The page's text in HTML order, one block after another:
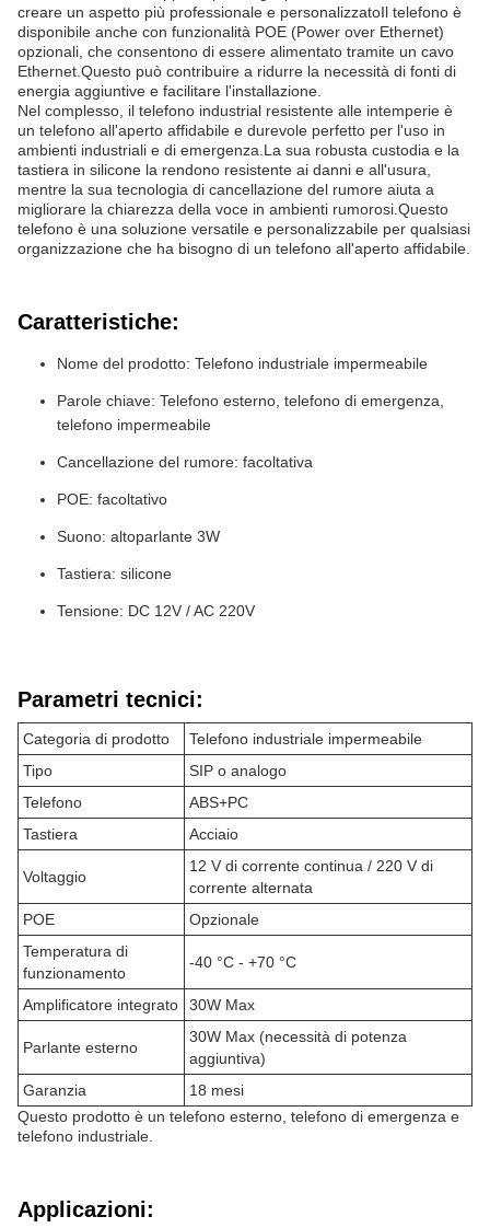
creare un aspetto più professionale e personalizzatoIl telefono è
disponibile anche con funzionalità POE (Power over Ethernet)
opzionali, che consentono di essere alimentato tramite un cavo
Ethernet.Questo può contribuire a ridurre la necessità di fonti di
energia aggiuntive e facilitare l'installazione.
Nel complesso, il telefono industrial resistente alle intemperie è
un telefono all'aperto affidabile e durevole perfetto per l'uso in
ambienti industriali e di emergenza.La sua robusta custodia e la
tastiera in silicone la rendono resistente ai danni e all'usura,
mentre la sua tecnologia di cancellazione del rumore aiuta a
migliorare la chiarezza della voce in ambienti rumorosi.Questo
telefono è una soluzione versatile e personalizzabile per qualsiasi
organizzazione che ha bisogno di un telefono all'aperto affidabile.
Caratteristiche:
Nome del prodotto: Telefono industriale impermeabile
Parole chiave: Telefono esterno, telefono di emergenza,
telefono impermeabile
Cancellazione del rumore: facoltativa
POE: facoltativo
Suono: altoparlante 3W
Tastiera: silicone
Tensione: DC 12V / AC 220V
Parametri tecnici:
Categoria di prodotto
Telefono industriale impermeabile
Tipo
SIP o analogo
Telefono
ABS+PC
Tastiera
Acciaio
Voltaggio
12 V di corrente continua / 220 V di
corrente alternata
POE
Opzionale
Temperatura di
funzionamento
-40 °C - +70 °C
Amplificatore integrato 30W Max
Parlante esterno
30W Max (necessità di potenza
aggiuntiva)
Garanzia
18 mesi
Questo prodotto è un telefono esterno, telefono di emergenza e
telefono industriale.
Applicazioni: